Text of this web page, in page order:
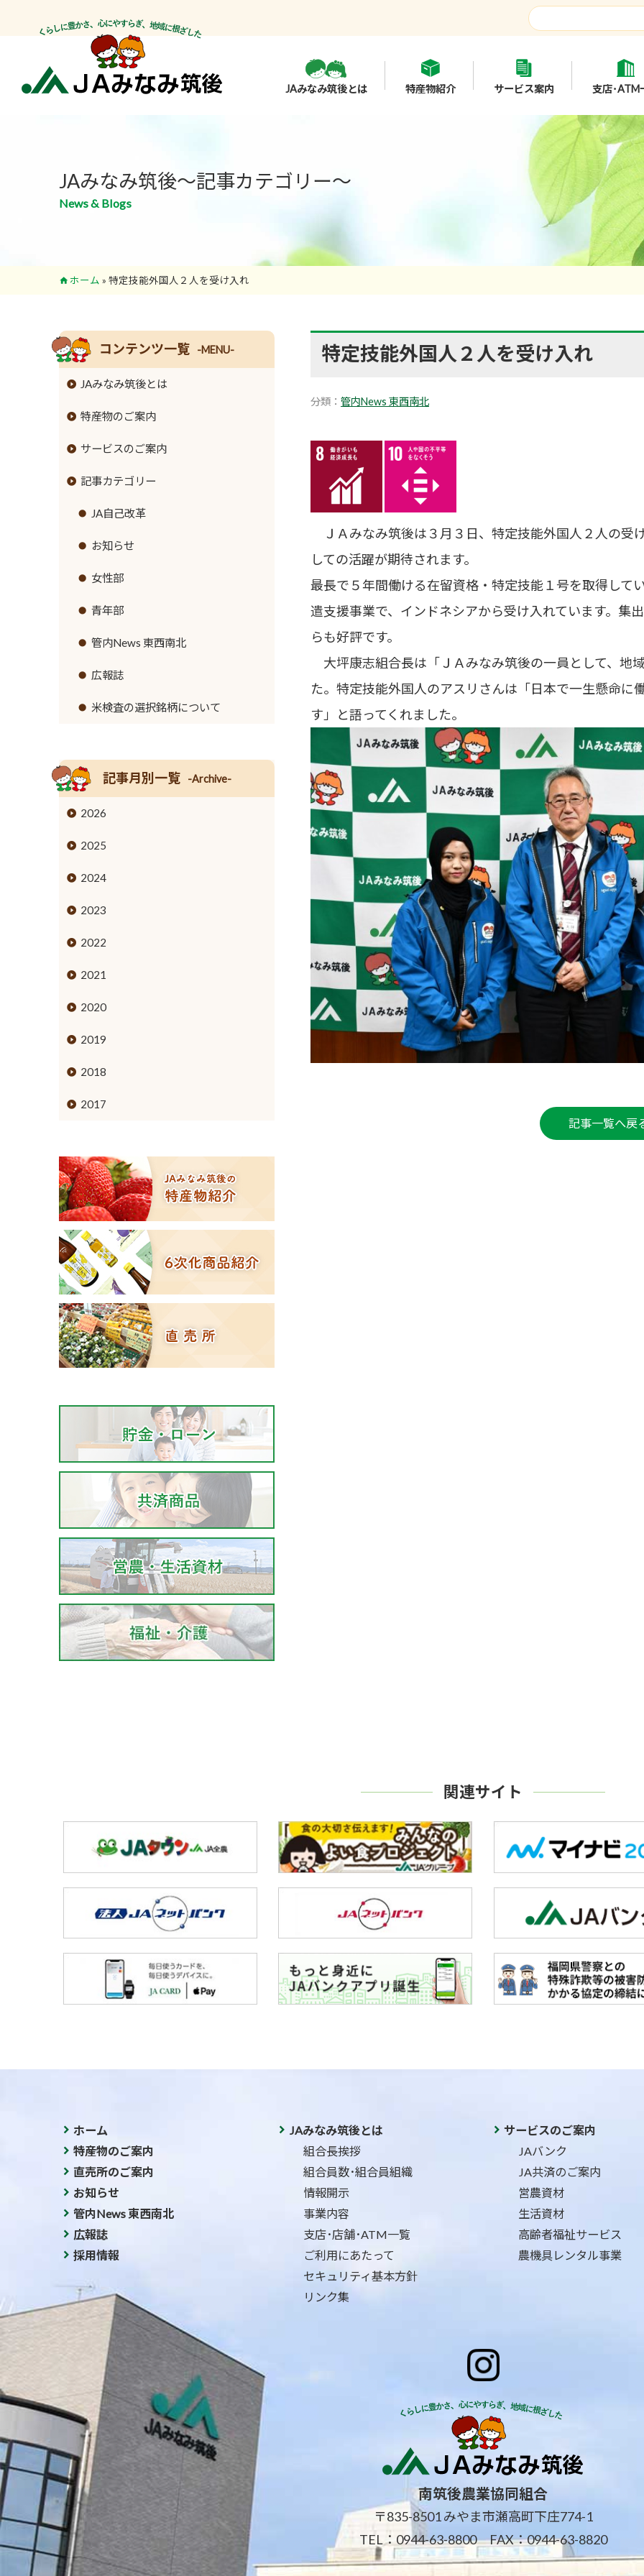
JAみなみ筑後とは 特産物紹介 サービス案内 支店･ATM
JAみなみ筑後～記事カテゴリー～
News & Blogs
ホーム » 特定技能外国人２人を受け入れ
特定技能外国人２人を受け入れ
分類： 管内News 東西南北
ＪＡみなみ筑後は３月３日、特定技能外国人２人の受
しての活躍が期待されます。
最長で５年間働ける在留資格・特定技能１号を取得して
遣支援事業で、インドネシアから受け入れています。集
らも好評です。
大坪康志組合長は「ＪＡみなみ筑後の一員として、地
た。特定技能外国人のアスリさんは「日本で一生懸命に
す」と語ってくれました。
記事一覧へ戻
コンテンツ一覧 -MENU-
JAみなみ筑後とは
組合長挨拶
組合員数･組合員組織
情報開示
事業内容
支店･店舗･ATM一覧
ご利用にあたって
セキュリティ基本方針
新規職員採用募集
リンク集
特産物のご案内
米
麦
大豆
牛
豚
鶏
ナス
セロリ
イチゴ
グリーンアスパラガス
サービスのご案内
JAバンクのご案内
ローンのご案内
各種手数料
金利情報
お取引ごとの定型約款
JA共済のご案内
緊急のご連絡
直売所のご案内
営農資材
生活資材
高齢者福祉サービス
営業時間とご利用料金
農機具レンタル事業のご案内
記事カテゴリー
JA自己改革
お知らせ
女性部
青年部
管内News 東西南北
広報誌
米検査の選択銘柄について
記事月別一覧 -Archive-
2026
2025
2024
2023
2022
2021
2020
2019
2018
2017
関連サイト
ホーム
特産物のご案内
直売所のご案内
お知らせ
管内News 東西南北
広報誌
採用情報
JAみなみ筑後とは
組合長挨拶
組合員数･組合員組織
情報開示
事業内容
支店･店舗･ATM一覧
ご利用にあたって
セキュリティ基本方針
リンク集
サービスのご案内
JAバンク
JA共済のご案内
営農資材
生活資材
高齢者福祉サービス
農機具レンタル事業
南筑後農業協同組合
〒835-8501 みやま市瀬高町下庄774-1
TEL： 0944-63-8800 FAX：0944-63-8820